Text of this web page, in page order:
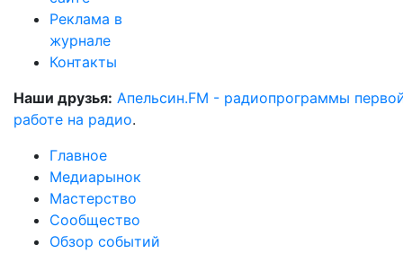
Реклама в
журнале
Контакты
Наши друзья: Апельсин.FM - радиопрограммы
работе на радио.
Главное
Медиарынок
Мастерство
Сообщество
Обзор событий